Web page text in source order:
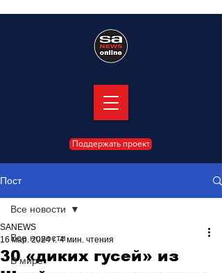
Поддержать проект
Пост
Все новости
В мире
Все новости
30 «диких гусей» из
SANEWS
16 мар. 2024 г. 4 мин. чтения